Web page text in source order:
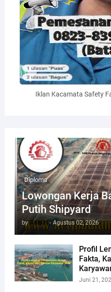
Iklan Kacamata Safety
Diploma
Lowongan Kerja
Putih Shipyard
by Admin - Agustus 02, 2026
Profil
Fakta,
Juni 21,